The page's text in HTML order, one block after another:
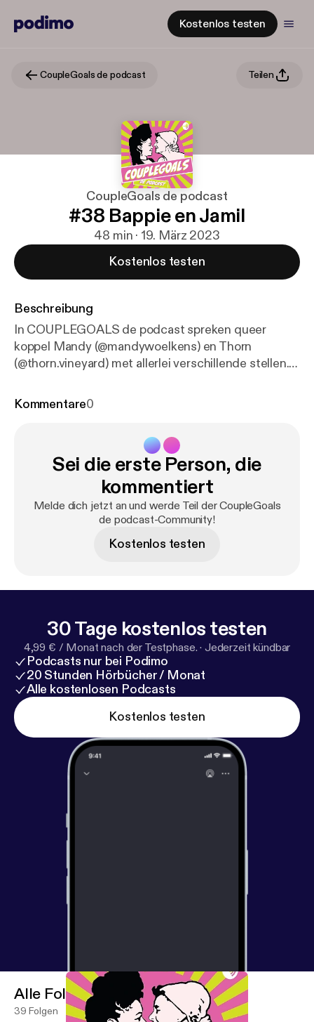
Kostenlos testen
CoupleGoals de podcast Teilen
CoupleGoals de podcast
#38 Bappie en Jamil
48 min · 19. März 2023
Kostenlos testen
Beschreibung
In COUPLEGOALS de podcast spreken queer
koppel Mandy (@mandywoelkens) en Thorn
(@thorn.vineyard) met allerlei verschillende stellen.
over? Wat is er nou zo leuk aan de ander? En
ruim 10 jaar echt couplegoals. We spraken hen over
monogamie, kinks en verandering binnen je relatie.
Kommentare0
Sei die erste Person, die
kommentiert
Melde dich jetzt an und werde Teil der CoupleGoals
de podcast-Community!
Kostenlos testen
30 Tage kostenlos testen
4,99 € / Monat nach der Testphase. · Jederzeit kündbar
Podcasts nur bei Podimo
20 Stunden Hörbücher / Monat
Alle kostenlosen Podcasts
Kostenlos testen
Alle Folgen
39 Folgen